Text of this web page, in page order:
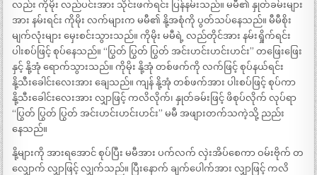
လည်း ကိုမိုး လည်ပင်းအား သိုင်းဖက်ရင်း ပြန်နမ်းသည်။ မမီ၏ နှုတ်ခမ်းများ
အား နမ်းရင်း ကိုမိုး လက်များက မမီ၏ နို့အစုံကို ပွတ်သပ်နေသည်။ မီမီစိုး
မျက်လုံးများ မှေးစင်းသွားသည်။ ကိုမိုး မမီရဲ့ လည်တိုင်အား နမ်းရှိုက်ရင်း
ပါးစပ်ဖြင့် စုပ်နေသည်။ “ပြွတ် ပြွတ် ပြွတ် အင်းဟင်းဟင်းဟင်း” တဖြေးဖြေး
နှင့် နို့အုံ ရောက်သွားသည်။ ကိုမိုး နို့အုံ တစ်ဖက်ကို လက်ဖြင့် စုပ်နယ်ရင်း
နို့သီးခေါင်းလေးအား ချေသည်။ ကျန် နို့အုံ တစ်ဖက်အား ပါးစပ်ဖြင့် စုပ်ကာ
နို့သီးခေါင်းလေးအား လျှာဖြင့် ကလိလိုက်၊ နှုတ်ခမ်းဖြင့် ဖိစုပ်လိုက် လုပ်ရာ
“ပြွတ် ပြွတ် ပြွတ် အင်းဟင်းဟင်းဟင်း” မမီ အဖျားတက်သကဲ့သို့ ညည်း
နေသည်။
နို့များကို အားရအောင် စုပ်ပြီး မမီအား ပက်လက် လှဲးအိပ်စေကာ ဝမ်းဗိုက် တ
လျှောက် လျှာဖြင့် လျှက်သည်။ ပြီးနောက် ချက်ပေါက်အား လျှာဖြင့် ကလိ